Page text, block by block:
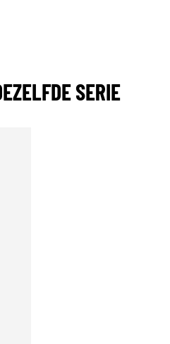
SERIE